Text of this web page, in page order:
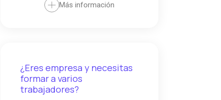
Más información
¿Eres empresa y necesitas
formar a varios
trabajadores?